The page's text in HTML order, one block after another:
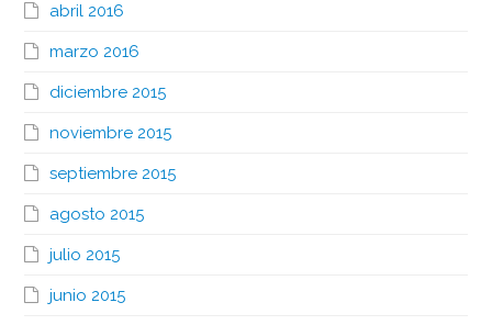
abril 2016
marzo 2016
diciembre 2015
noviembre 2015
septiembre 2015
agosto 2015
julio 2015
junio 2015